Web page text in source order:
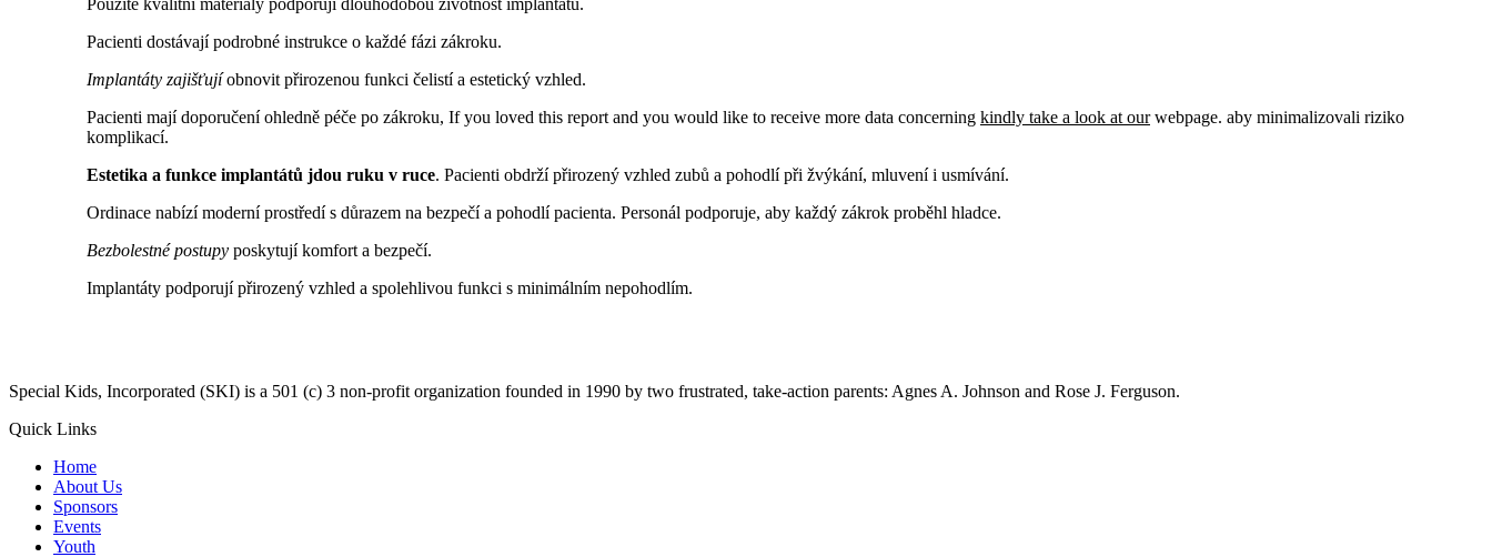
Pacienti dostávají podrobné instrukce o každé fázi zákroku.
Implantáty zajišťujíobnovit přirozenou funkci čelistí a estetický vzhled.
Pacienti mají doporučení ohledně péče po zákroku, If you loved this report and you would like to receive more data concerning kindly take a look at ourwebpage. aby minimalizovali riziko
komplikací.
Estetika a funkce implantátů jdou ruku v ruce. Pacienti obdrží přirozený vzhled zubů a pohodlí při žvýkání, mluvení i usmívání.
Ordinace nabízí moderní prostředí s důrazem na bezpečí a pohodlí pacienta. Personál podporuje, aby každý zákrok proběhl hladce.
Bezbolestné postupy poskytují komfort a bezpečí.
Implantáty podporují přirozený vzhled a spolehlivou funkci s minimálním nepohodlím.
​Special Kids, Incorporated (SKI) is a 501 (c) 3 non-profit organization founded in 1990 by two frustrated, take-action parents: Agnes A. Johnson and Rose J. Ferguson.
Quick Links
Home
About Us
Sponsors
Events
Youth